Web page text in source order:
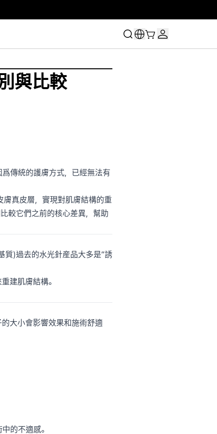
與比較
傳統的護膚方式，已經無法有
真皮層，實現對肌膚結構的重
較它們之前的核心差異，幫助
質)過去的水光針産品大多是“誘
建肌膚結構。
大小會影響效果和施術舒適
的不適感。